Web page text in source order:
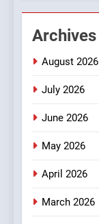
4
Archives
August 2026
July 2026
June 2026
May 2026
April 2026
March 2026